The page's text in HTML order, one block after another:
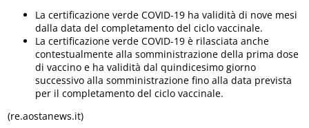
La certificazione verde COVID-19 ha validità di nove mesi
dalla data del completamento del ciclo vaccinale.
La certificazione verde COVID-19 è rilasciata anche
contestualmente alla somministrazione della prima dose
di vaccino e ha validità dal quindicesimo giorno
successivo alla somministrazione fino alla data prevista
per il completamento del ciclo vaccinale.
(re.aostanews.it)